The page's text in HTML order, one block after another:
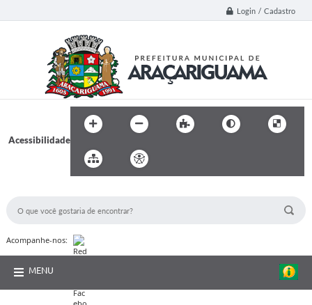
Login / Cadastro
Acessibilidade
Acompanhe-nos:
MENU